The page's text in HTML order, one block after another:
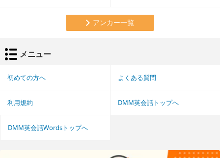
アンカー一覧
メニュー
初めての方へ よくある質問
利用規約 DMM英会話トップへ
DMM英会話Wordsトップへ